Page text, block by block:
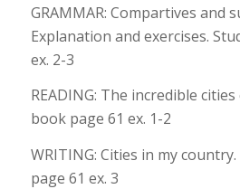
GRAMMAR: Compartives and
Explanation and exercises.
ex. 2-3
READING: The incredible cities
book page 61 ex. 1-2
WRITING: Cities in my
page 61 ex. 3